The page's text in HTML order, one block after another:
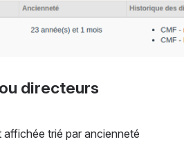
directeurs
trié par ancienneté